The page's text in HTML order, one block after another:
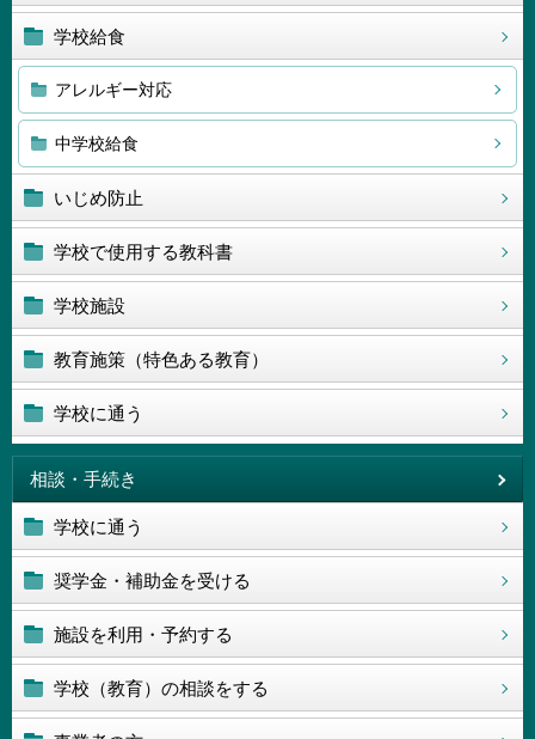
学校給食
アレルギー対応
中学校給食
いじめ防止
学校で使用する教科書
学校施設
教育施策（特色ある教育）
学校に通う
相談・手続き
学校に通う
奨学金・補助金を受ける
施設を利用・予約する
学校（教育）の相談をする